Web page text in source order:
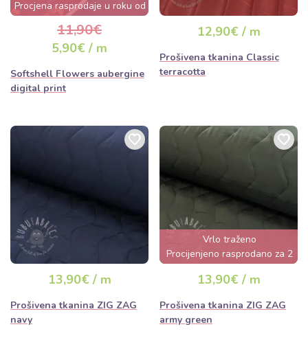
Procjena rasprodaje u roku od
nekoliko sati
11,90€
5,90€ / m
Softshell Flowers aubergine
digital print
12,90€ / m
Prošivena tkanina Classic
terracotta
13,90€ / m
Prošivena tkanina ZIG ZAG
navy
Vrlo traženo
Procijenjeno rasprodano za 2
dana
13,90€ / m
Prošivena tkanina ZIG ZAG
army green